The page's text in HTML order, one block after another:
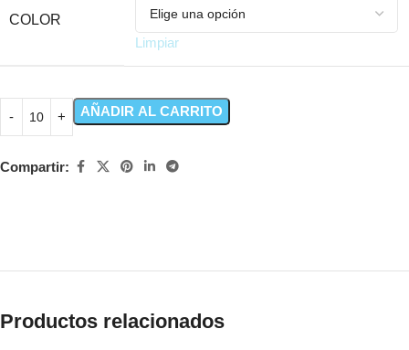
COLOR
Limpiar
AÑADIR AL CARRITO
Compartir:
Productos relacionados